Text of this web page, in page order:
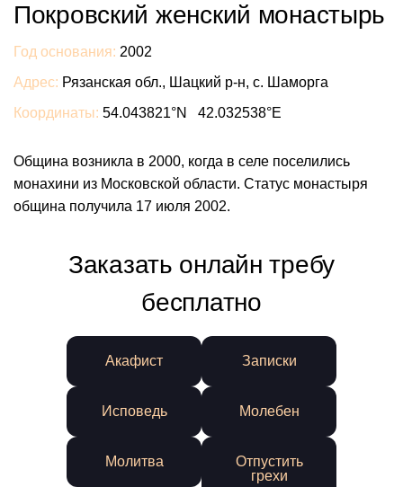
Покровский женский монастырь
Год основания: 2002
Адрес: Рязанская обл., Шацкий р-н, с. Шаморга
Координаты: 54.043821°N 42.032538°E
Община возникла в 2000, когда в селе поселились
монахини из Московской области. Статус монастыря
община получила 17 июля 2002.
Заказать онлайн требу
бесплатно
Акафист Записки
Исповедь Молебен
Молитва
Отпустить
грехи